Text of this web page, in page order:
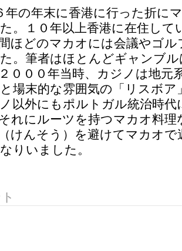
年の年末に香港に行った折に
。１０年以上香港に在住して
ほどのマカオには会議やゴ
。筆者はほとんどギャンブ
０００年当時、カジノは地元
場末的な雰囲気の「リスボ
以外にもポルトガル統治時
れにルーツを持つマカオ料理
けんそう）を避けてマカオで
りいました。